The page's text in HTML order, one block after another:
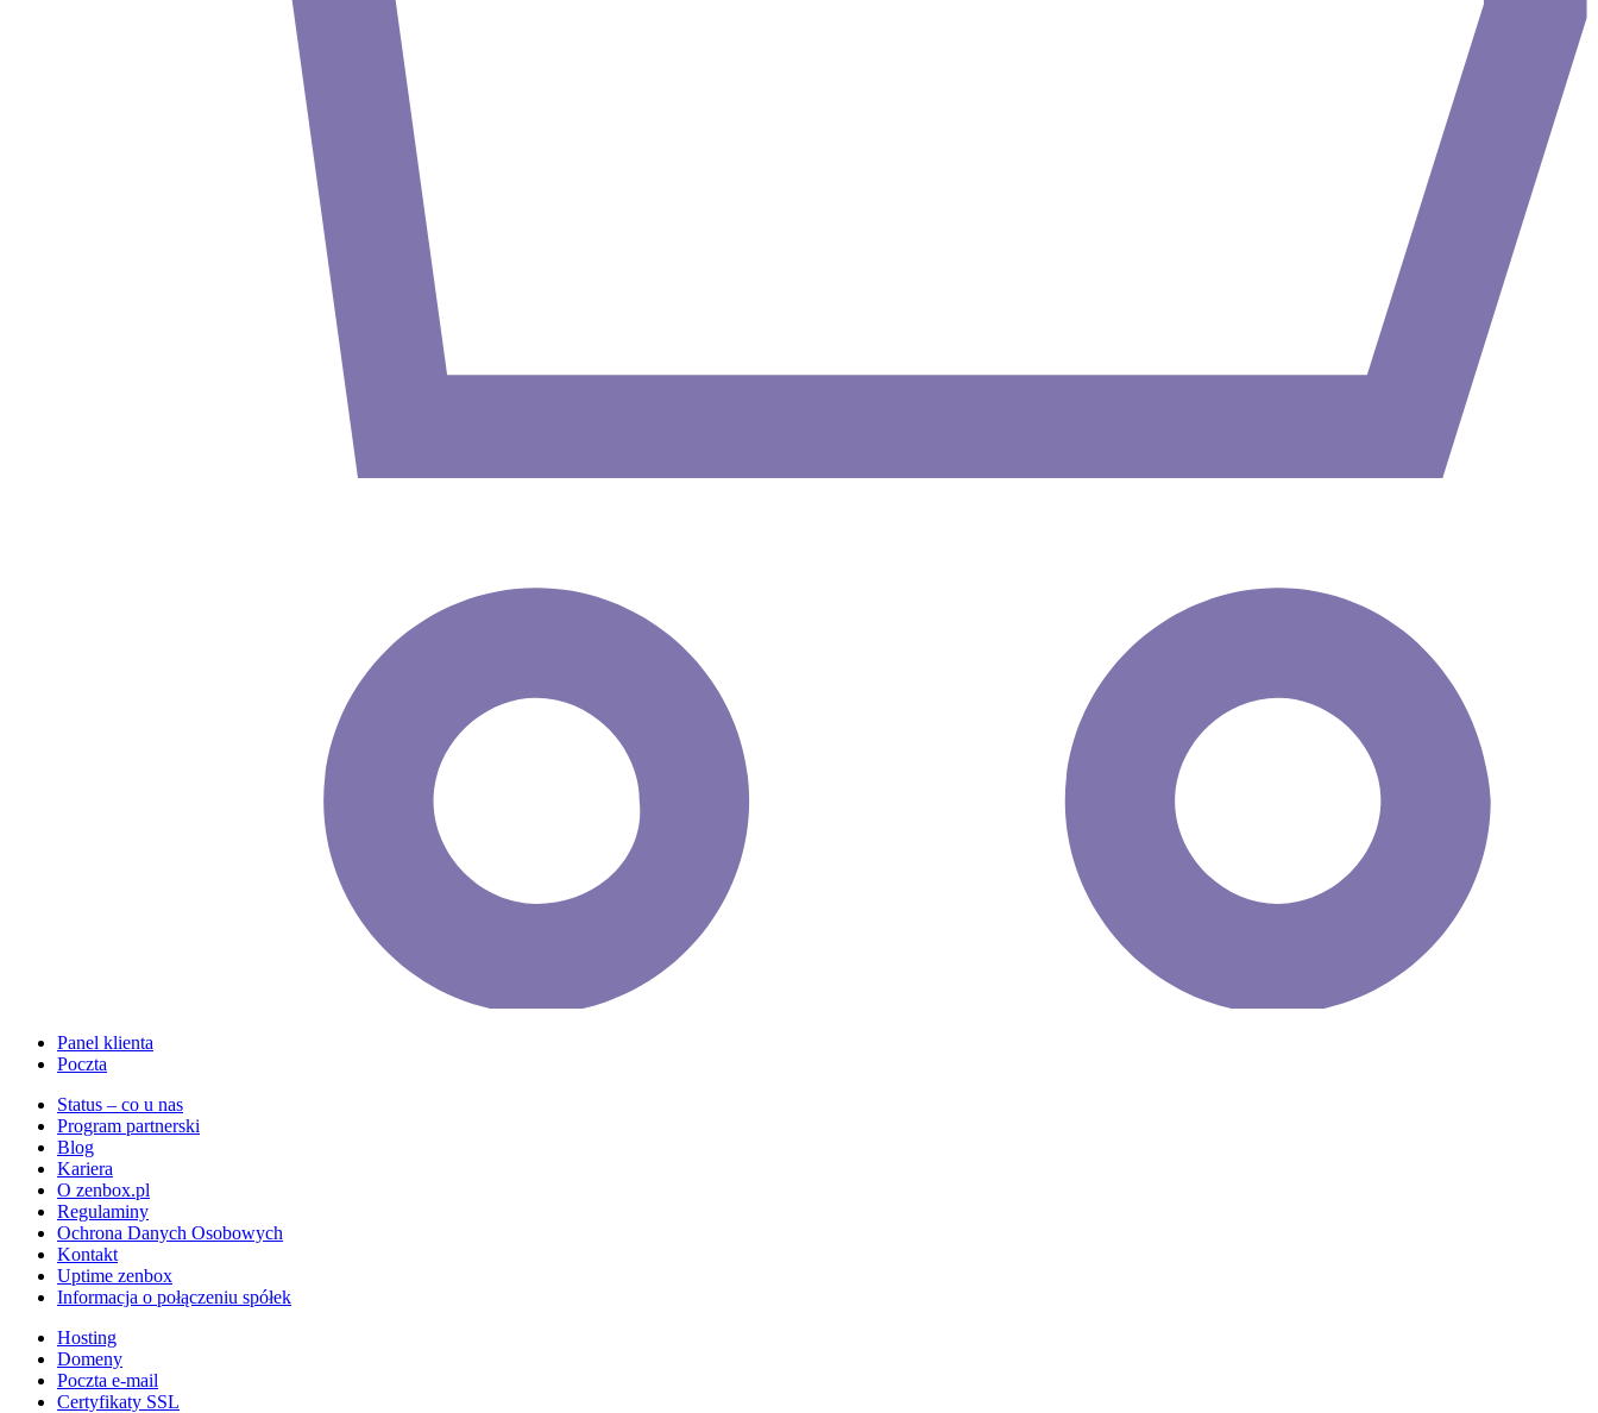
Panel klienta
Poczta
Status – co u nas
Program partnerski
Blog
Kariera
O zenbox.pl
Regulaminy
Ochrona Danych Osobowych
Kontakt
Uptime zenbox
Informacja o połączeniu spółek
Hosting
Domeny
Poczta e-mail
Certyfikaty SSL